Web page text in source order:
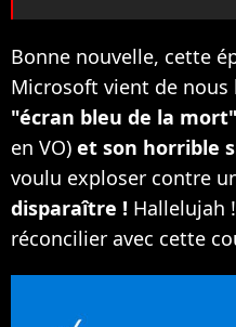
Bonne nouvelle, cette
Microsoft vient de nous
"écran bleu de la mort"
en VO) et son horrible
voulu exploser contre
disparaître ! Hallelujah
réconcilier avec cette